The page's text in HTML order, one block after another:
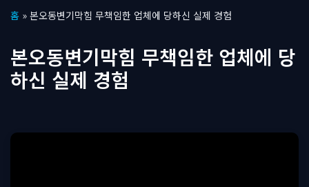
텐
로
건
기
홈 » 본오동변기막힘 무책임한 업체에 당하신 실제 경험
본오동변기막힘 무책임한 업체에 당
하신 실제 경험